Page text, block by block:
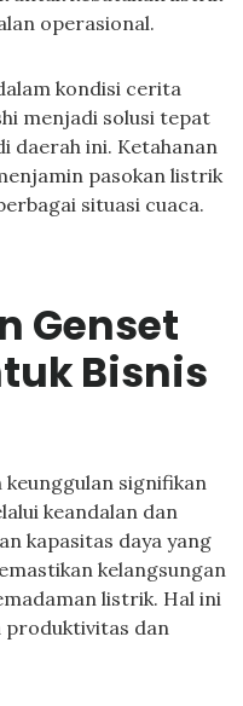
operasional.
kondisi cerita
menjadi solusi tepat
daerah ini. Ketahanan
pasokan listrik
situasi cuaca.
Genset
Bisnis
signifikan
keandalan dan
kapasitas daya yang
kelangsungan
listrik. Hal ini
produktivitas dan